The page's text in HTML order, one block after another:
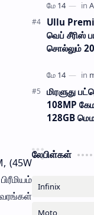
(45W
Ullu
வெப் சீரிஸ்
சொல்லும்
மிரளுது
108MP
128GB
லேபிள்கள்